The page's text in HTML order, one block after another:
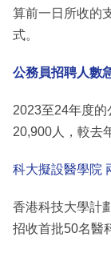
算前一日所收的
式。
公務員招聘人數
2023至24年度的
20,900人，較去
科大擬設醫學院
香港科技大學計
招收首批50名醫